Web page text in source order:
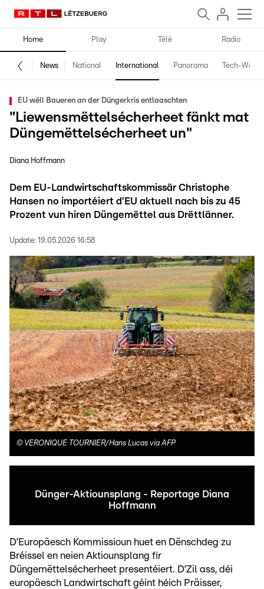
Home Play Télé Radio
News National International Panorama Tech-World
EU wëll Baueren an der Düngerkris entlaaschten
"Liewensmëttelsécherheet fänkt mat
Düngemëttelsécherheet un"
Diana Hoffmann
Dem EU-Landwirtschaftskommissär Christophe
Hansen no importéiert d’EU aktuell nach bis zu 45
Prozent vun hiren Düngemëttel aus Drëttlänner.
Update: 19.05.2026 16:58
© VERONIQUE TOURNIER/Hans Lucas via AFP
Dünger-Aktiounsplang - Reportage Diana
Hoffmann
D’Europäesch Kommissioun huet en Dënschdeg zu
Bréissel en neien Aktiounsplang fir
Düngemëttelsécherheet presentéiert. D’Zil ass, déi
europäesch Landwirtschaft géint héich Präisser,